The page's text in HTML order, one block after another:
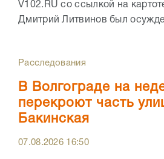
V102.RU со ссылкой на
Дмитрий Литвинов был
Расследования
В Волгограде на
перекроют часть
Бакинская
07.08.2026 16:50